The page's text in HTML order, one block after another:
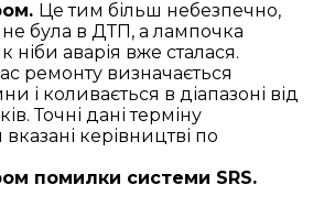
Це тим більш небезпечно,
була в ДТП, а лампочка
ніби аварія вже сталася.
ремонту визначається
і коливається в діапазоні від
Точні дані терміну
керівництві по
помилки системи SRS.